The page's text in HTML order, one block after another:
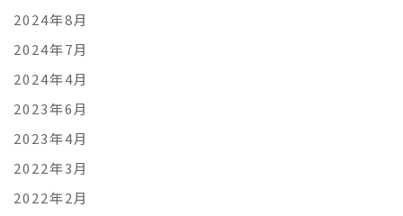
2024年8月
2024年7月
2024年4月
2023年6月
2023年4月
2022年3月
2022年2月